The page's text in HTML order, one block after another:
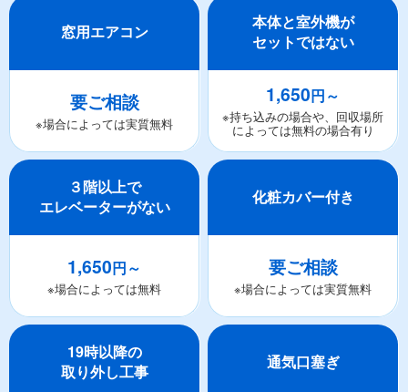
窓用エアコン
要ご相談
※場合によっては実質無料
本体と室外機が
セットではない
1,650円～
※持ち込みの場合や、回収場所
によっては無料の場合有り
３階以上で
エレベーターがない
1,650円～
※場合によっては無料
化粧カバー付き
要ご相談
※場合によっては実質無料
19時以降の
取り外し工事
通気口塞ぎ